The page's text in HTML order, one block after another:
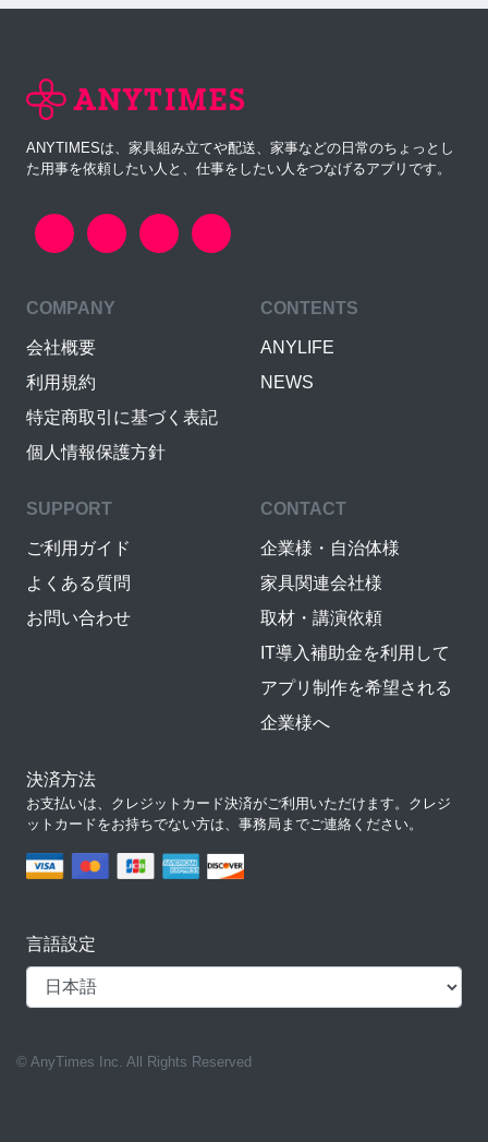
ANYTIMESは、家具組み立てや配送、家事などの日常のちょっとし
た用事を依頼したい人と、仕事をしたい人をつなげるアプリです。
COMPANY
会社概要
利用規約
特定商取引に基づく表記
個人情報保護方針
CONTENTS
ANYLIFE
NEWS
SUPPORT
ご利用ガイド
よくある質問
お問い合わせ
CONTACT
企業様・自治体様
家具関連会社様
取材・講演依頼
IT導入補助金を利用して
アプリ制作を希望される
企業様へ
決済方法
お支払いは、クレジットカード決済がご利用いただけます。クレジ
ットカードをお持ちでない方は、事務局までご連絡ください。
言語設定
© AnyTimes Inc. All Rights Reserved